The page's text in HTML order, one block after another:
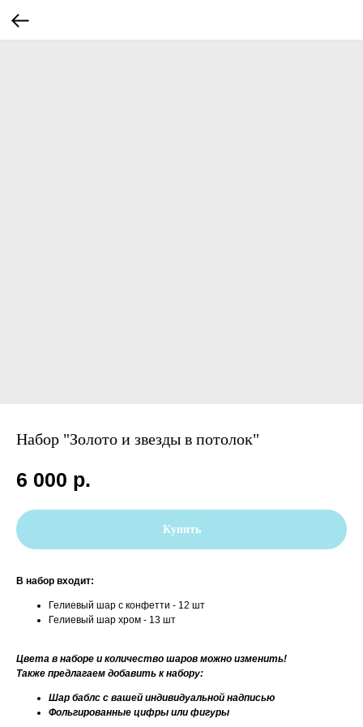
Набор "Золото и звезды в потолок"
6 000 р.
Купить
В набор входит:
Гелиевый шар с конфетти - 12 шт
Гелиевый шар хром - 13 шт
Цвета в наборе и количество шаров можно изменить!
Также предлагаем добавить к набору:
Шар баблс с вашей индивидуальной надписью
Фольгированные цифры или фигуры